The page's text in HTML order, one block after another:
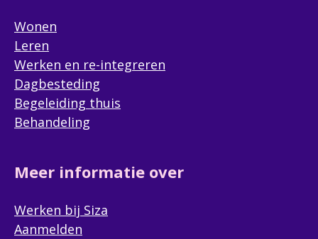
Wonen
Leren
Werken en re-integreren
Dagbesteding
Begeleiding thuis
Behandeling
Meer informatie over
Werken bij Siza
Aanmelden